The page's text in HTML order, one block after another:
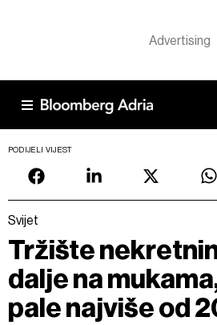
PODIJELI VIJEST
Svijet
Tržište
dalje na
pale najviše od